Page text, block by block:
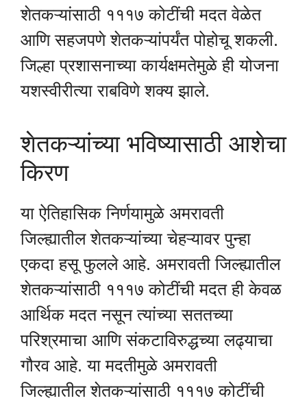
शेतकऱ्यांसाठी १११७ कोटींची मदत वेळेत
आणि सहजपणे शेतकऱ्यांपर्यंत पोहोचू शकली.
जिल्हा प्रशासनाच्या कार्यक्षमतेमुळे ही योजना
यशस्वीरीत्या राबविणे शक्य झाले.
शेतकऱ्यांच्या भविष्यासाठी आशेचा
किरण
या ऐतिहासिक निर्णयामुळे अमरावती
जिल्ह्यातील शेतकऱ्यांच्या चेहऱ्यावर पुन्हा
एकदा हसू फुलले आहे. अमरावती जिल्ह्यातील
शेतकऱ्यांसाठी १११७ कोटींची मदत ही केवळ
आर्थिक मदत नसून त्यांच्या सततच्या
परिश्रमाचा आणि संकटाविरुद्धच्या लढ्याचा
गौरव आहे. या मदतीमुळे अमरावती
जिल्ह्यातील शेतकऱ्यांसाठी १११७ कोटींची